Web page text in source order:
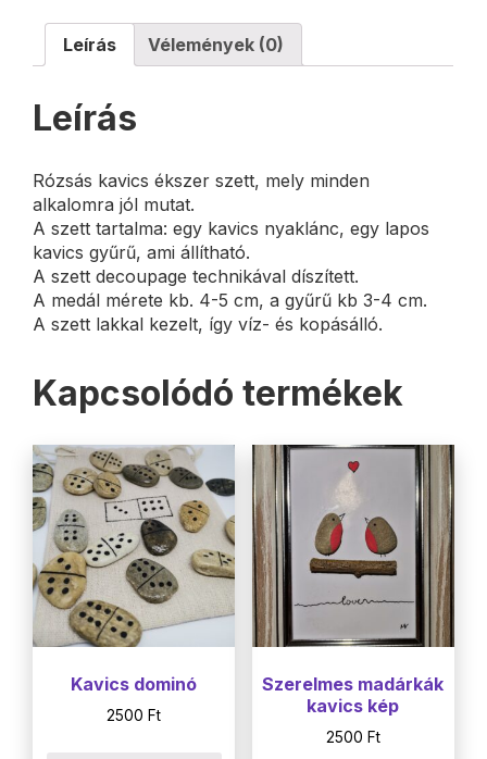
Leírás Vélemények (0)
Leírás
Rózsás kavics ékszer szett, mely minden
alkalomra jól mutat.
A szett tartalma: egy kavics nyaklánc, egy lapos
kavics gyűrű, ami állítható.
A szett decoupage technikával díszített.
A medál mérete kb. 4-5 cm, a gyűrű kb 3-4 cm.
A szett lakkal kezelt, így víz- és kopásálló.
Kapcsolódó termékek
Kavics dominó
2500 Ft
Szerelmes madárkák
kavics kép
2500 Ft